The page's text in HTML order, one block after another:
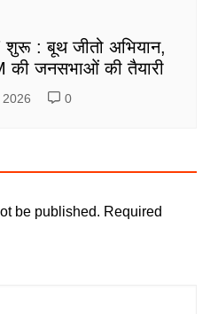
: बूथ जीतो अभियान,
की जनसभाओं की तैयारी
0
be published. Required